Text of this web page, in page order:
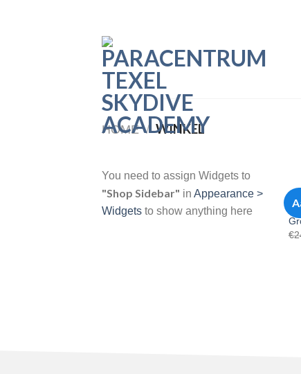
HOME / WINKEL
You need to assign Widgets to
"Shop Sidebar" in Appearance >
Widgets to show anything here
€